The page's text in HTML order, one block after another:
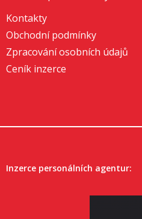
Kontakty
Obchodní podmínky
Zpracování osobních údajů
Ceník inzerce
Inzerce personálních agentur: